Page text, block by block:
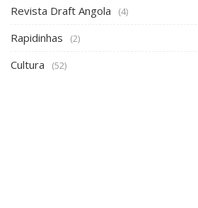
Revista Draft Angola (4)
Rapidinhas (2)
Cultura (52)